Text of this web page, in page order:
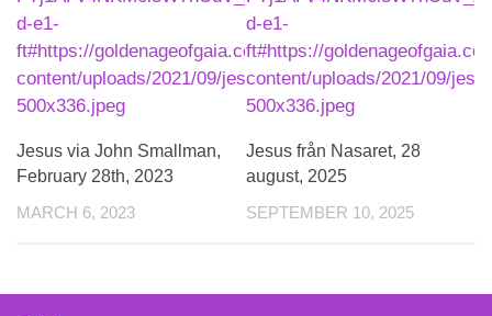
Jesus via John Smallman,
February 28th, 2023
MARCH 6, 2023
Jesus från Nasaret, 28
august, 2025
SEPTEMBER 10, 2025